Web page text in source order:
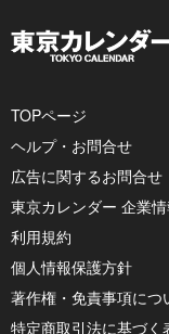
TOPページ
ヘルプ・お問合せ
広告に関するお問合せ
東京カレンダー 企業
利用規約
個人情報保護方針
著作権・免責事項につ
特定商取引法に基づく